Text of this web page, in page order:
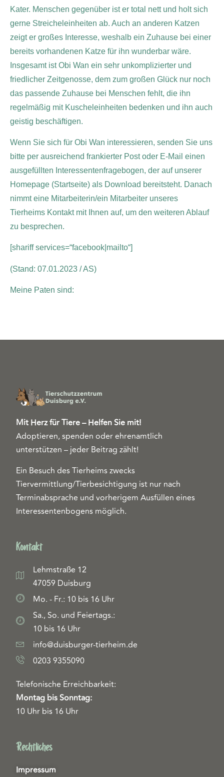
Kater. Menschen gegenüber ist er total nett und holt sich
gerne Streicheleinheiten ab. Auch an anderen Katzen
zeigt er großes Interesse, weshalb ein Zuhause bei einer
bereits vorhandenen Katze für ihn wunderbar wäre.
Insgesamt ist Obi Wan ein sehr unkomplizierter und
friedlicher Zeitgenosse, dem zum großen Glück nur noch
das passende Zuhause bei Menschen fehlt, die ihn
regelmäßig mit Kuscheleinheiten bedenken und ihn auch
geistig beschäftigen.
Wenn Sie sich für Obi Wan interessieren, senden Sie uns
bitte per ausreichend frankierter Post oder E-Mail einen
ausgefüllten Interessentenfragebogen, der auf unserer
Homepage (Startseite) als Download bereitsteht. Danach
nimmt eine Mitarbeiterin/ein Mitarbeiter unseres
Tierheims Kontakt mit Ihnen auf, um den weiteren Ablauf
zu besprechen.
[shariff services=“facebook|mailto“]
(Stand: 07.01.2023 / AS)
Meine Paten sind:
Mit Herz für Tiere – Helfen Sie mit!
Adoptieren, spenden oder ehrenamtlich
unterstützen – jeder Beitrag zählt!
Ein Besuch des Tierheims zwecks
Tiervermittlung/Tierbesichtigung ist nur nach
Terminabsprache und vorherigem Ausfüllen eines
Interessentenbogens möglich.
Kontakt
Lehmstraße 12
47059 Duisburg
Mo. - Fr.: 10 bis 16 Uhr
Sa., So. und Feiertags.:
10 bis 16 Uhr
info@duisburger-tierheim.de
0203 9355090
Telefonische Erreichbarkeit:
Montag bis Sonntag:
10 Uhr bis 16 Uhr
Rechtliches
Impressum